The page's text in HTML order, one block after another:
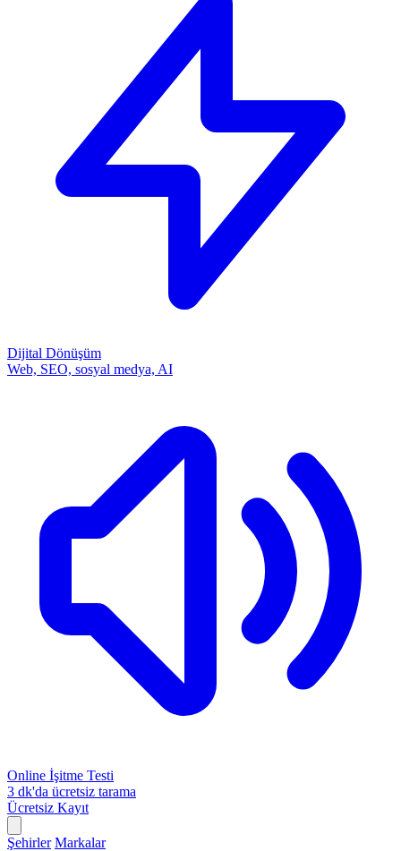
Dijital Dönüşüm
Web, SEO, sosyal medya, AI
Online İşitme Testi
3 dk'da ücretsiz tarama
Ücretsiz Kayıt
Şehirler Markalar